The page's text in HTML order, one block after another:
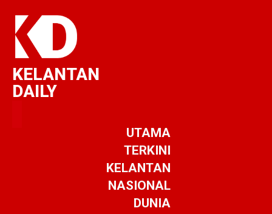
KELANTAN
DAILY
UTAMA
TERKINI
KELANTAN
NASIONAL
DUNIA